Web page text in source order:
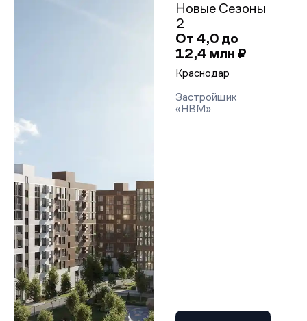
Новые Сезоны
2
От 4,0 до
12,4 млн ₽
Краснодар
Застройщик
«НВМ»